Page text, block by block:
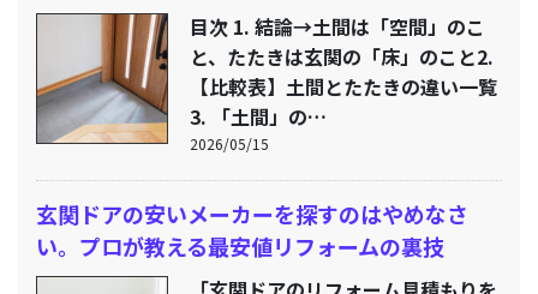
目次 1. 結論→土間は「空間」のこ
と、たたきは玄関の「床」のこと2.
【比較表】土間とたたきの違い一覧
3. 「土間」の…
2026/05/15
玄関ドアの安いメーカーを探すのはやめなさ
い。プロが教える最安値リフォームの裏技